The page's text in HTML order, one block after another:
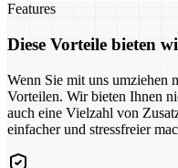
Features
Diese Vorteile bieten
Wenn Sie mit uns umziehen
Vorteilen. Wir bieten Ihnen
auch eine Vielzahl von
einfacher und stressfreier